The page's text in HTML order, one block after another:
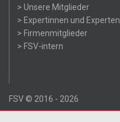
> Unsere Mitglieder
> Expertinnen und Experten
> Firmenmitglieder
> FSV-intern
FSV © 2016 - 2026